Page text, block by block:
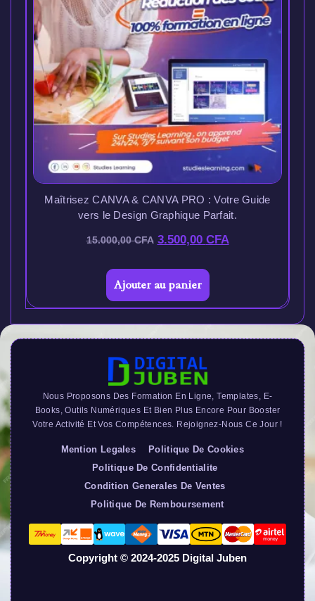
Maîtrisez CANVA & CANVA PRO : Votre Guide
vers le Design Graphique Parfait.
15.000,00CFA 3.500,00 CFA
Ajouter au panier
Nous Proposons Des Formation En Ligne, Templates, E-
Books, Outils Numériques Et Bien Plus Encore Pour Booster
Votre Activité Et Vos Compétences. Rejoignez-Nous Ce Jour !
Mention Legales
Politique De Cookies
Politique De Confidentialite
Condition Generales De Ventes
Politique De Remboursement
Copyright © 2024-2025 Digital Juben